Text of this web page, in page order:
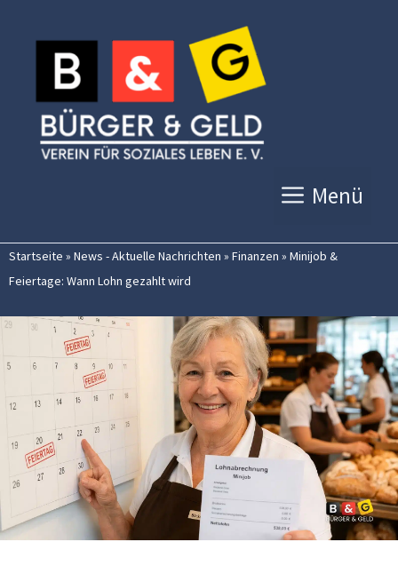
Inhalt
springen
Menü
Startseite » News - Aktuelle Nachrichten » Finanzen » Minijob &
Feiertage: Wann Lohn gezahlt wird